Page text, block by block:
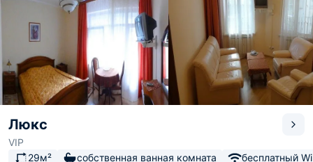
Люкс
VIP
29м²
собственная ванная комната бесплатный